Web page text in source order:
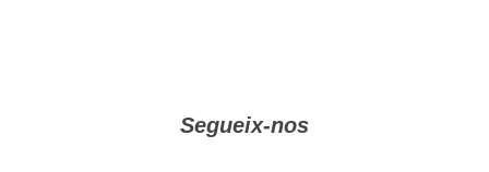
Segueix-nos